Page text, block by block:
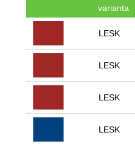
varianta
LESK
LESK
LESK
LESK